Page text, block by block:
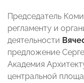
Председатель
регламенту и
деятельности
предложение
Академия
центральной